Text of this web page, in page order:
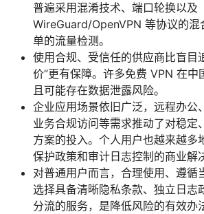
普遍采用混淆技术、端口轮换以及
WireGuard/OpenVPN 等协议的混
单的流量检测。
使用合规、受信任的供应商比盲目
价”更有保障。许多免费 VPN 在中
且可能存在数据泄露风险。
企业应用场景依旧广泛，远程办公
业务合规访问等需求推动了对稳定
方案的投入。个人用户也越来越多
保护政策和审计日志控制的商业解
对普通用户而言，合理使用、遵循
选择具备清晰隐私条款、独立日志
分流的服务，是降低风险的有效办